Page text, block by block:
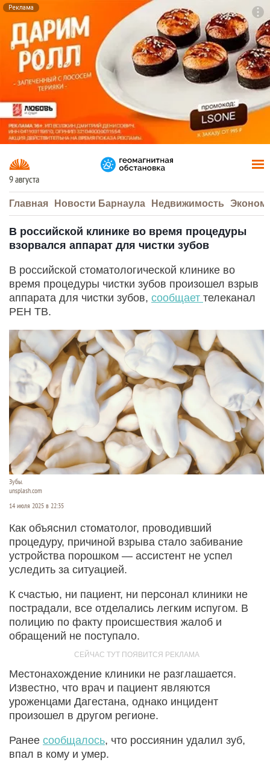
Реклама
9 августа
Главная Новости Барнаула Недвижимость
В российской клинике во время процедуры
взорвался аппарат для чистки зубов
В российской стоматологической клинике во
время процедуры чистки зубов произошел взрыв
аппарата для чистки зубов, сообщает телеканал
РЕН ТВ.
Зубы.
unsplash.com
14 июля 2025 в 22:35
Как объяснил стоматолог, проводивший
процедуру, причиной взрыва стало забивание
устройства порошком — ассистент не успел
уследить за ситуацией.
К счастью, ни пациент, ни персонал клиники не
пострадали, все отделались легким испугом. В
полицию по факту происшествия жалоб и
обращений не поступало.
Местонахождение клиники не разглашается.
Известно, что врач и пациент являются
уроженцами Дагестана, однако инцидент
произошел в другом регионе.
Ранее сообщалось, что россиянин удалил зуб,
впал в кому и умер.